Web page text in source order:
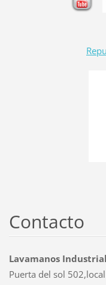
Contacto
Lavamanos
Puerta del sol